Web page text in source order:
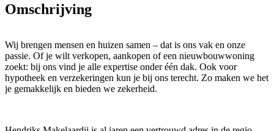
Omschrijving
Wij brengen mensen en huizen samen – dat is ons vak en onze
passie. Of je wilt verkopen, aankopen of een nieuwbouwwoning
zoekt: bij ons vind je alle expertise onder één dak. Ook voor
hypotheek en verzekeringen kun je bij ons terecht. Zo maken we het
je gemakkelijk en bieden we zekerheid.